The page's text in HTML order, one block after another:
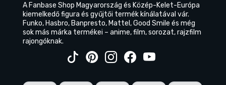
A Fanbase Shop Magyarország és Közép-Kelet-Európa
kiemelkedő figura és gyűjtői termék kínálatával vár.
Funko, Hasbro, Banpresto, Mattel, Good Smile és még
sok más márka termékei – anime, film, sorozat, rajzfilm
rajongóknak.